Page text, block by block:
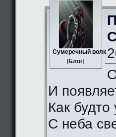
Сумеречный волк
[Блог]
И
Как
С неба